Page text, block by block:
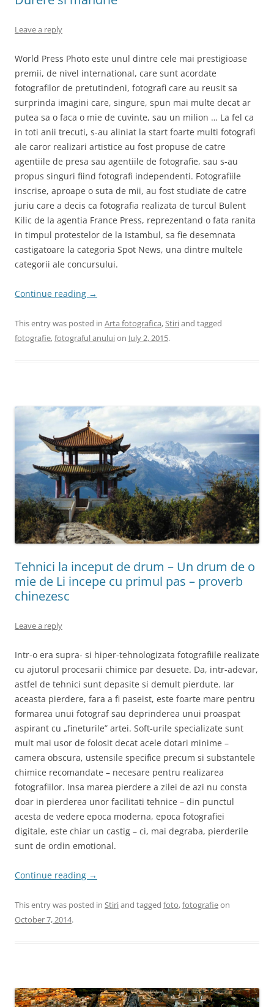
Leave a reply
World Press Photo este unul dintre cele mai prestigioase
premii, de nivel international, care sunt acordate
fotografilor de pretutindeni, fotografi care au reusit sa
surprinda imagini care, singure, spun mai multe decat ar
putea sa o faca o mie de cuvinte, sau un milion … La fel ca
in toti anii trecuti, s-au aliniat la start foarte multi fotografi
ale caror realizari artistice au fost propuse de catre
agentiile de presa sau agentiile de fotografie, sau s-au
propus singuri fiind fotografi independenti. Fotografiile
inscrise, aproape o suta de mii, au fost studiate de catre
juriu care a decis ca fotografia realizata de turcul Bulent
Kilic de la agentia France Press, reprezentand o fata ranita
in timpul protestelor de la Istambul, sa fie desemnata
castigatoare la categoria Spot News, una dintre multele
categorii ale concursului.
Continue reading →
This entry was posted in Arta fotografica,Stiriand tagged
fotografie,fotograful anuluion July 2, 2015.
Tehnici la inceput de drum – Un drum de o
mie de Li incepe cu primul pas – proverb
chinezesc
Leave a reply
Intr-o era supra- si hiper-tehnologizata fotografiile realizate
cu ajutorul procesarii chimice par desuete. Da, intr-adevar,
astfel de tehnici sunt depasite si demult pierdute. Iar
aceasta pierdere, fara a fi paseist, este foarte mare pentru
formarea unui fotograf sau deprinderea unui proaspat
aspirant cu „fineturile” artei. Soft-urile specializate sunt
mult mai usor de folosit decat acele dotari minime –
camera obscura, ustensile specifice precum si substantele
chimice recomandate – necesare pentru realizarea
fotografiilor. Insa marea pierdere a zilei de azi nu consta
doar in pierderea unor facilitati tehnice – din punctul
acesta de vedere epoca moderna, epoca fotografiei
digitale, este chiar un castig – ci, mai degraba, pierderile
sunt de ordin emotional.
Continue reading →
This entry was posted in Stiriand tagged foto,fotografieon
October 7, 2014.